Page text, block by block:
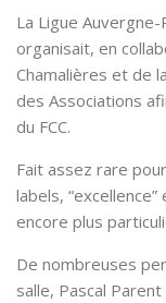
La Ligue
organisait, en
Chamalières et de
des Associations
du FCC.
Fait assez rare
labels,
encore plus
De nombreuses
salle, Pascal